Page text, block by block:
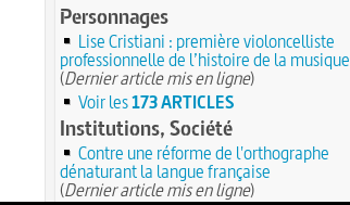
Personnages
Lise Cristiani : première violoncelliste
professionnelle de l’histoire de la musique
(Dernier article mis en ligne)
Voir les173 ARTICLES
Institutions, Société
Contre une réforme de l'orthographe
dénaturant la langue française
(Dernier article mis en ligne)